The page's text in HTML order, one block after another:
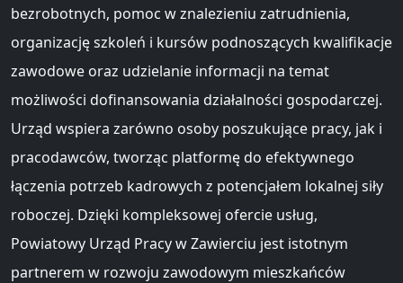
bezrobotnych, pomoc w znalezieniu zatrudnienia,
organizację szkoleń i kursów podnoszących kwalifikacje
zawodowe oraz udzielanie informacji na temat
możliwości dofinansowania działalności gospodarczej.
Urząd wspiera zarówno osoby poszukujące pracy, jak i
pracodawców, tworząc platformę do efektywnego
łączenia potrzeb kadrowych z potencjałem lokalnej siły
roboczej. Dzięki kompleksowej ofercie usług,
Powiatowy Urząd Pracy w Zawierciu jest istotnym
partnerem w rozwoju zawodowym mieszkańców